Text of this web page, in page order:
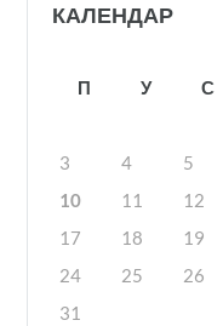
КАЛЕНДАР
П У С
3
4 5
10
11 12
17
18 19
24
25 26
31